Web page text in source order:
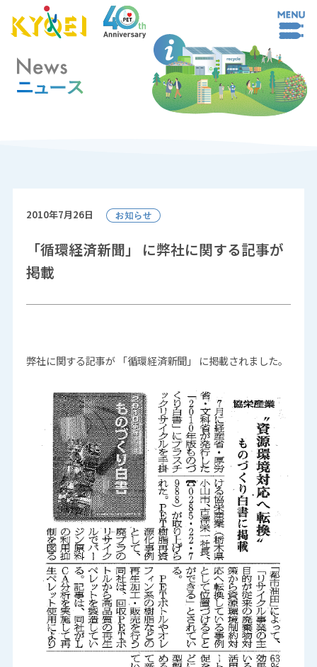
2010年7月26日
「循環経済新聞」 に弊社に関する記事が
掲載
弊社に関する記事が 「循環経済新聞」 に掲載されました。